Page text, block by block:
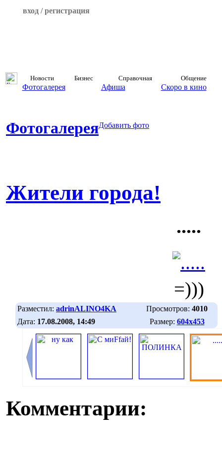
вход / регистрация
Новости Бизнес Справочная Общение
Фотогалерея Афиша Скоро в кино
ФотогалереяДобавить фото
Жители города!
.....
=)))
Разместил: adrinALINO4KA Просмотров: 4010
Дата: 17.08.2008, 14:49 Размер: 604х453
Комментарии: